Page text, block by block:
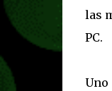
las
PC.